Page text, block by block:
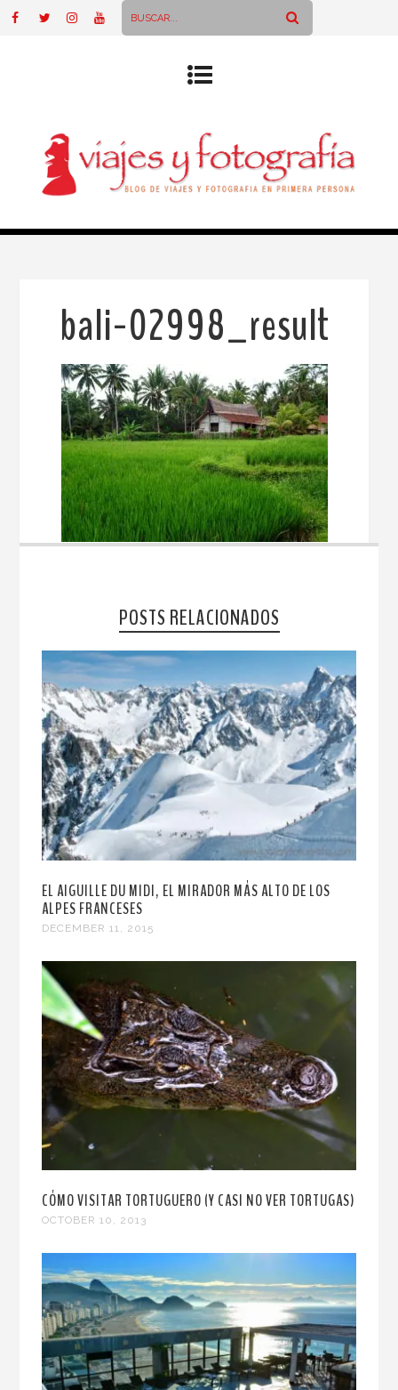
bali-02998_result
POSTS RELACIONADOS
EL AIGUILLE DU MIDI, EL MIRADOR MÁS ALTO DE LOS
ALPES FRANCESES
DECEMBER 11, 2015
CÓMO VISITAR TORTUGUERO (Y CASI NO VER TORTUGAS)
OCTOBER 10, 2013